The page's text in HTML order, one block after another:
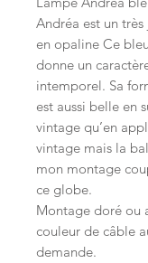
Andréa est un
en opaline Ce
donne un
intemporel. Sa
est aussi belle en
vintage qu’en
vintage mais la
mon montage
ce globe.
Montage doré
couleur de câble
demande.